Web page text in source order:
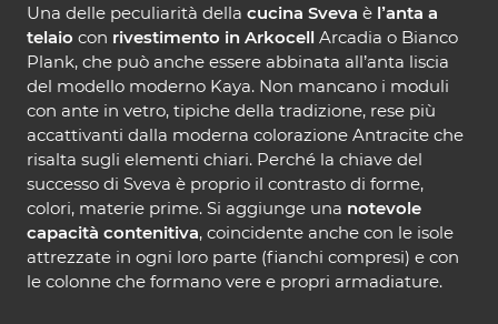
Una delle peculiarità della cucina Sveva è l’anta a
telaio con rivestimento in Arkocell Arcadia o Bianco
Plank, che può anche essere abbinata all’anta liscia
del modello moderno Kaya. Non mancano i moduli
con ante in vetro, tipiche della tradizione, rese più
accattivanti dalla moderna colorazione Antracite che
risalta sugli elementi chiari. Perché la chiave del
successo di Sveva è proprio il contrasto di forme,
colori, materie prime. Si aggiunge una notevole
capacità contenitiva, coincidente anche con le isole
attrezzate in ogni loro parte (fianchi compresi) e con
le colonne che formano vere e propri armadiature.